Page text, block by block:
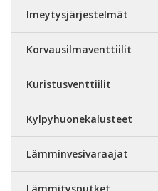
Imeytysjärjestelmät
Korvausilmaventtiilit
Kuristusventtiilit
Kylpyhuonekalusteet
Lämminvesivaraajat